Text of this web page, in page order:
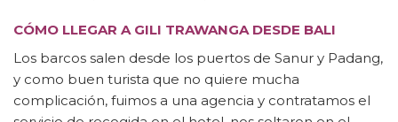
CÓMO LLEGAR A GILI TRAWANGA DESDE BALI
Los barcos salen desde los puertos de Sanur y Padang,
y como buen turista que no quiere mucha
complicación, fuimos a una agencia y contratamos el